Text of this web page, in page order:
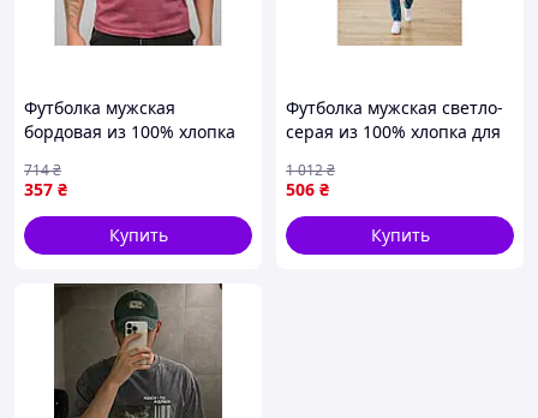
Футболка мужская
бордовая из 100% хлопка
комфорта
357 ₴
714₴
Купить
Футболка мужская светло-
серая из 100% хлопка для
комфортного стиля
506 ₴
1 012₴
Купить